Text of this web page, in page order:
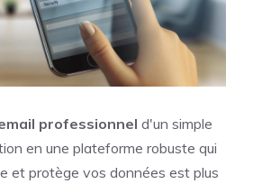
professionnel d'un simple
en une plateforme robuste qui
et protège vos données est plus